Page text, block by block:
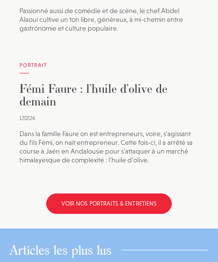
Passionné aussi de comédie et de scène, le chef Abdel
Alaoui cultive un ton libre, généreux, à mi-chemin entre
gastronomie et culture populaire.
PORTRAIT
Fémi Faure : l’huile d’olive de
demain
17.07.24
Dans la famille Faure on est entrepreneurs, voire, s’agissant
du fils Fémi, on nait entrepreneur. Cette fois-ci, il a arrêté sa
course à Jaén en Andalousie pour s’attaquer à un marché
himalayesque de complexité : l’huile d’olive.
VOIR NOS PORTRAITS & ENTRETIENS
Articles les plus lus